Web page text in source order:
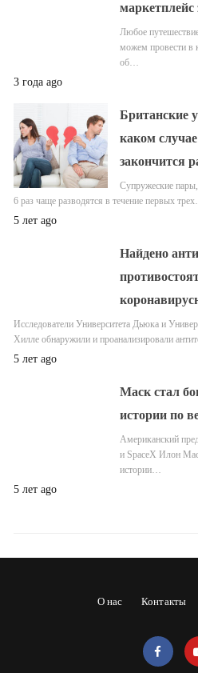
Любое
можем провести в
об…
3 года ago
Британские
каком
закончится
Супружеские пары,
6 раз чаще разводятся в течение первых
5 лет ago
Найдено
Исследователи Университета Дьюка и
Хилле обнаружили и проанализировали
5 лет ago
Маск стал
истории по
Американский
и SpaceX Илон
истории…
5 лет ago
О нас Контакты